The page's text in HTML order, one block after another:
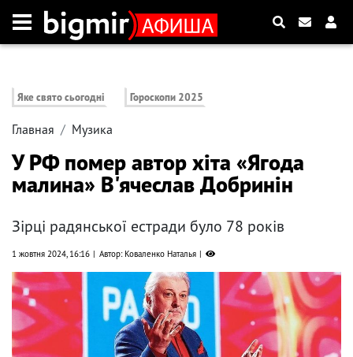
Яке свято сьогодні Гороскопи 2025
Главная Музика
У РФ помер автор хіта «Ягода
малина» В'ячеслав Добринін
Зірці радянської естради було 78 років
1 жовтня 2024, 16:16 Автор: Коваленко Наталья